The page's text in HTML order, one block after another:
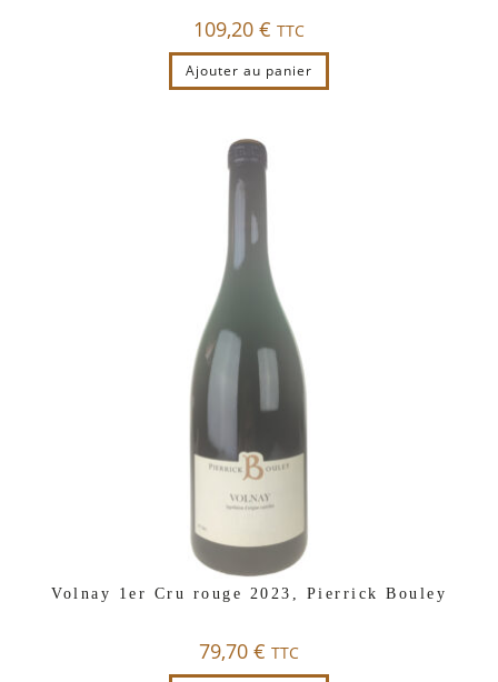
109,20 € TTC
Ajouter au panier
Volnay 1er Cru rouge 2023, Pierrick Bouley
79,70 € TTC